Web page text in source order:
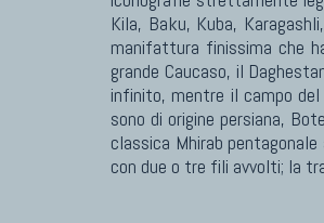
Kila, Baku, Kuba,
manifattura finissima che
grande Caucaso, il
infinito, mentre il campo del
sono di origine persiana,
classica Mhirab
con due o tre fili avvolti; la